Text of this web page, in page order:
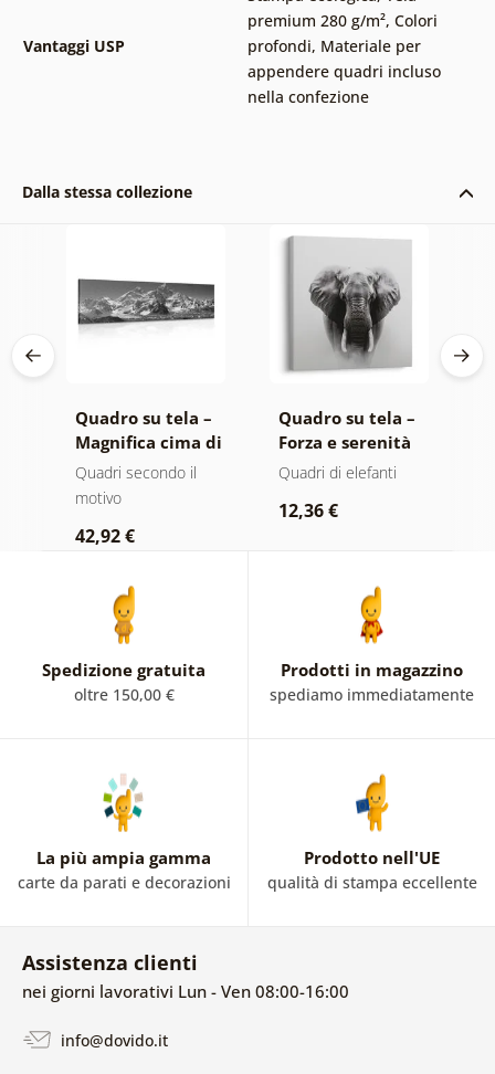
Vantaggi USP
premium 280 g/m², Colori
profondi, Materiale per
appendere quadri incluso
nella confezione
Dalla stessa collezione
Quadro su tela –
Magnifica cima di
montagna in
bianco e nero
Quadri secondo il
motivo
42,92 €
Quadro su tela –
Forza e serenità
dell'elefante
Quadri di elefanti
12,36 €
Spedizione gratuita
oltre 150,00 €
Prodotti in magazzino
spediamo immediatamente
La più ampia gamma
carte da parati e decorazioni
Prodotto nell'UE
qualità di stampa eccellente
Assistenza clienti
nei giorni lavorativi Lun - Ven 08:00-16:00
info@dovido.it